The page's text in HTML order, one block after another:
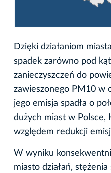
Dzięki działaniom
spadek zarówno pod
zanieczyszczeń do
zawieszonego PM10 w
jego emisja spadła o
dużych miast w Polsce,
względem redukcji
W wyniku
miasto działań,